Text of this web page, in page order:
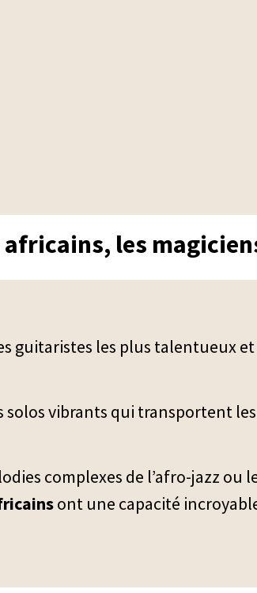
les
guitaristes les plus talentueux et
solos vibrants qui transportent les
complexes de l’afro-jazz ou
ont une capacité